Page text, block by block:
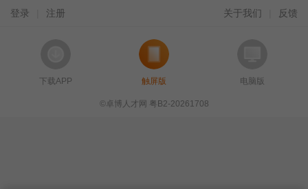
登录 注册 关于我们 反馈
下载APP 触屏版 电脑版
©卓博人才网 粤B2-20261708